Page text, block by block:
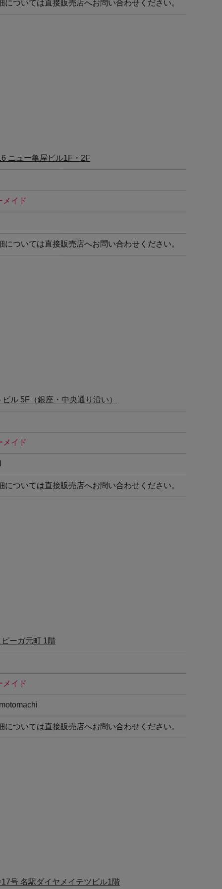
ついては直接販売店へお問い合わせください。
ニュー亀屋ビル1F・2F
メイド
ついては直接販売店へお問い合わせください。
ル 5F（銀座・中央通り沿い）
メイド
ついては直接販売店へお問い合わせください。
ーガ元町 1階
メイド
ついては直接販売店へお問い合わせください。
号 名駅ダイヤメイテツビル1階